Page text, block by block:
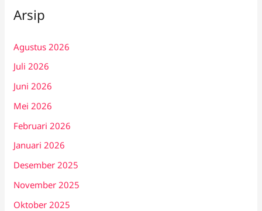
Arsip
Agustus 2026
Juli 2026
Juni 2026
Mei 2026
Februari 2026
Januari 2026
Desember 2025
November 2025
Oktober 2025